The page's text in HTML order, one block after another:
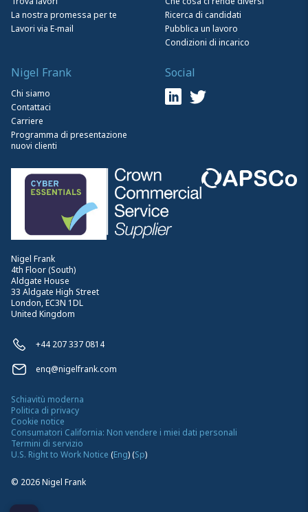
Nigel Frank
4th Floor (South)
Aldgate House
33 Aldgate High Street
London, EC3N 1DL
United Kingdom
+44 207 337 0814
enq@nigelfrank.com
La nostra promessa per te
Lavori via E-mail
Ricerca di candidati
Pubblica un lavoro
Condizioni di incarico
Nigel Frank
Chi siamo
Contattaci
Carriere
Programma di presentazione
nuovi clienti
Social
© 2026Nigel Frank
Schiavitù moderna
Politica di privacy
Cookie notice
Consumatori California: Non vendere i miei dati personali
Termini di servizio
U.S. Right to Work Notice (Eng)(Sp)